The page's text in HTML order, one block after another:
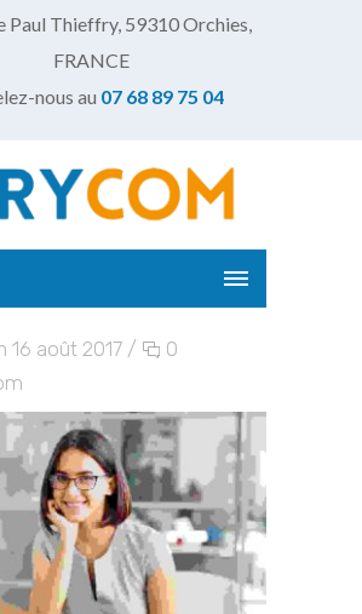
Paul Thieffry, 59310 Orchies,
FRANCE
nous au 07 68 89 75 04
16 août 2017 /
0